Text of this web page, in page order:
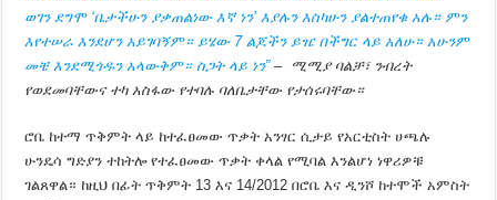
ወገን ደግሞ ‘ቤታችሁን ያቃጠልነው እኛ ነን’ እያሉን እስካሁን ያልተጠየቁ አሉ። ምን
እየተሠራ እንደሆን አይገባኝም። ይሄው 7 ልጆችን ይዤ በችግር ላይ አለሁ። አሁንም
መቼ እንደሚጎዱን አላውቅም። ስጋት ላይ ነን”– ሚሚያ ባልቻ፣ ንብረት
የወደመባቸውና ተካ አስፋው የተባሉ ባለቤታቸው የታሰሩባቸው።
ሮቤ ከተማ ጥቅምት ላይ ከተፈፀመው ጥቃት አንፃር ሲታይ የአርቲስት ሀጫሉ
ሁንዴሳ ግድያን ተከትሎ የተፈፀመው ጥቃት ቀላል የሚባል እንልሆነ ነዋሪዎቹ
ገልጸዋል። ከዚህ በፊት ጥቅምት 13 እና 14/2012 በሮቤ እና ዲንሾ ከተሞች አምስት